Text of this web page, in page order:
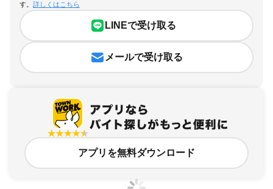
す。 詳しくはこちら
LINEで受け取る
メールで受け取る
アプリを無料ダウンロード